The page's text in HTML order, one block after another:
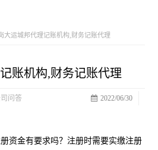
大运城邦代理记账机构,财务记账代理
账机构,财务记账代理
2022/06/30
问答
资金有要求吗？注册时需要实缴注册